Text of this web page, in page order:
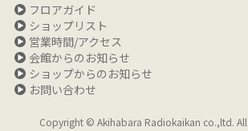
フロアガイド
ショップリスト
営業時間/アクセス
会館からのお知らせ
ショップからのお知らせ
お問い合わせ
Copyright © Akihabara Radiokaikan co.,ltd. All